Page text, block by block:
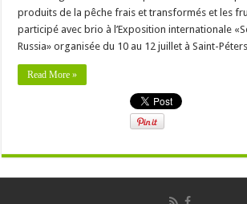
produits de la pêche frais et transformés et les
participé avec brio à l’Exposition internationale
Russia» organisée du 10 au 12 juillet à Saint-
Read More »